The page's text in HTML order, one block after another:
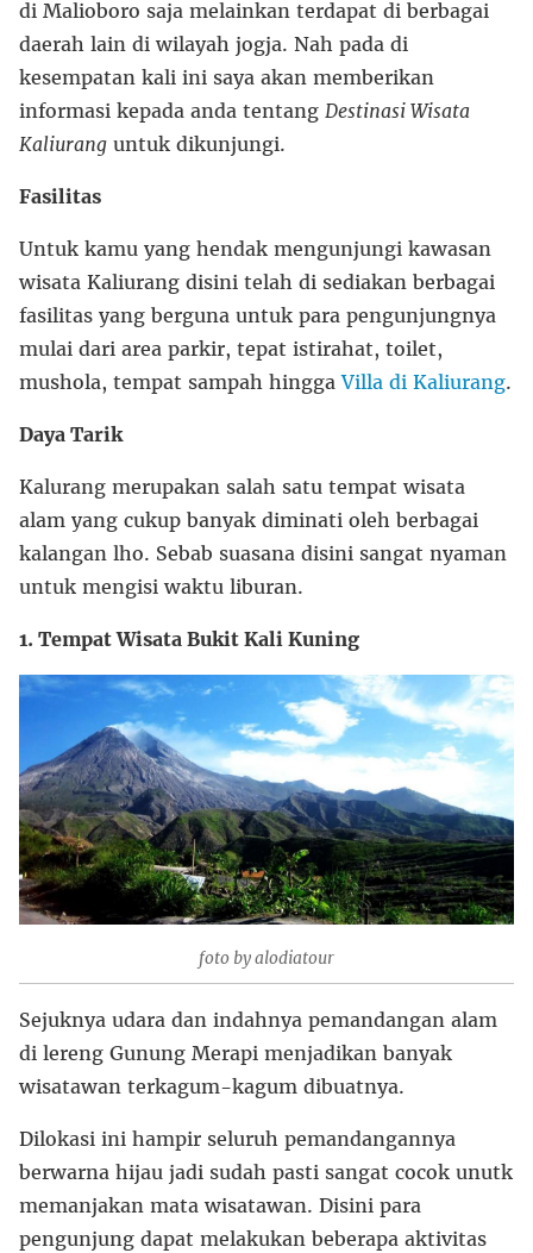
di Malioboro saja melainkan terdapat di berbagai
daerah lain di wilayah jogja. Nah pada di
kesempatan kali ini saya akan memberikan
informasi kepada anda tentang Destinasi Wisata
Kaliurang untuk dikunjungi.
Fasilitas
Untuk kamu yang hendak mengunjungi kawasan
wisata Kaliurang disini telah di sediakan berbagai
fasilitas yang berguna untuk para pengunjungnya
mulai dari area parkir, tepat istirahat, toilet,
mushola, tempat sampah hinggaVilla di Kaliurang.
Daya Tarik
Kalurang merupakan salah satu tempat wisata
alam yang cukup banyak diminati oleh berbagai
kalangan lho. Sebab suasana disini sangat nyaman
untuk mengisi waktu liburan.
1. Tempat Wisata Bukit Kali Kuning
foto by alodiatour
Sejuknya udara dan indahnya pemandangan alam
di lereng Gunung Merapi menjadikan banyak
wisatawan terkagum-kagum dibuatnya.
Dilokasi ini hampir seluruh pemandangannya
berwarna hijau jadi sudah pasti sangat cocok unutk
memanjakan mata wisatawan. Disini para
pengunjung dapat melakukan beberapa aktivitas